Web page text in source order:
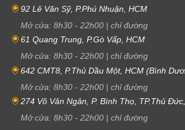
92 Lê Văn Sỹ, P.Phú Nhuận, HCM
Mở cửa: 8h30 - 22h00 | chỉ đường
61 Quang Trung, P.Gò Vấp, HCM
Mở cửa: 8h30 - 22h00 | chỉ đường
642 CMT8, P.Thủ Dầu Một, HCM (Bình
Mở cửa: 8h30 - 22h00 | chỉ đường
274 Võ Văn Ngân, P. Bình Thọ, TP.Thủ
Mở cửa: 8h30 - 22h00 | chỉ đường